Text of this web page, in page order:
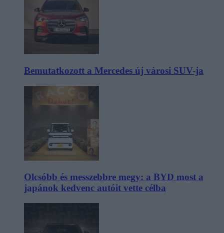
Bemutatkozott a Mercedes új városi SUV-ja
Olcsóbb és messzebbre megy: a BYD most a
japánok kedvenc autóit vette célba